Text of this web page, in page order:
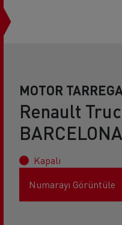
MOTOR
Renault
Kapalı
Numarayı Görüntüle